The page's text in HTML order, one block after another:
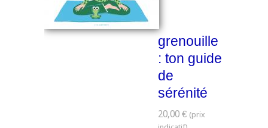
grenouille
: ton guide
de
sérénité
20,00 €